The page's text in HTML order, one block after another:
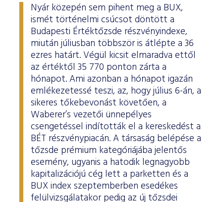
Nyár közepén sem pihent meg a BUX,
ismét történelmi csúcsot döntött a
Budapesti Értéktőzsde részvényindexe,
miután júliusban többször is átlépte a 36
ezres határt. Végül kicsit elmaradva ettől
az értéktől 35 770 ponton zárta a
hónapot. Ami azonban a hónapot igazán
emlékezetessé teszi, az, hogy július 6-án, a
sikeres tőkebevonást követően, a
Waberer’s vezetői ünnepélyes
csengetéssel indították el a kereskedést a
BÉT részvénypiacán. A társaság belépése a
tőzsde prémium kategóriájába jelentős
esemény, ugyanis a hatodik legnagyobb
kapitalizációjú cég lett a parketten és a
BUX index szeptemberben esedékes
felülvizsgálatakor pedig az új tőzsdei